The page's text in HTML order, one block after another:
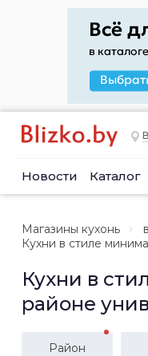
Новости Каталог
Магазины кухонь
Кухни в стиле
Кухни в
районе
Район